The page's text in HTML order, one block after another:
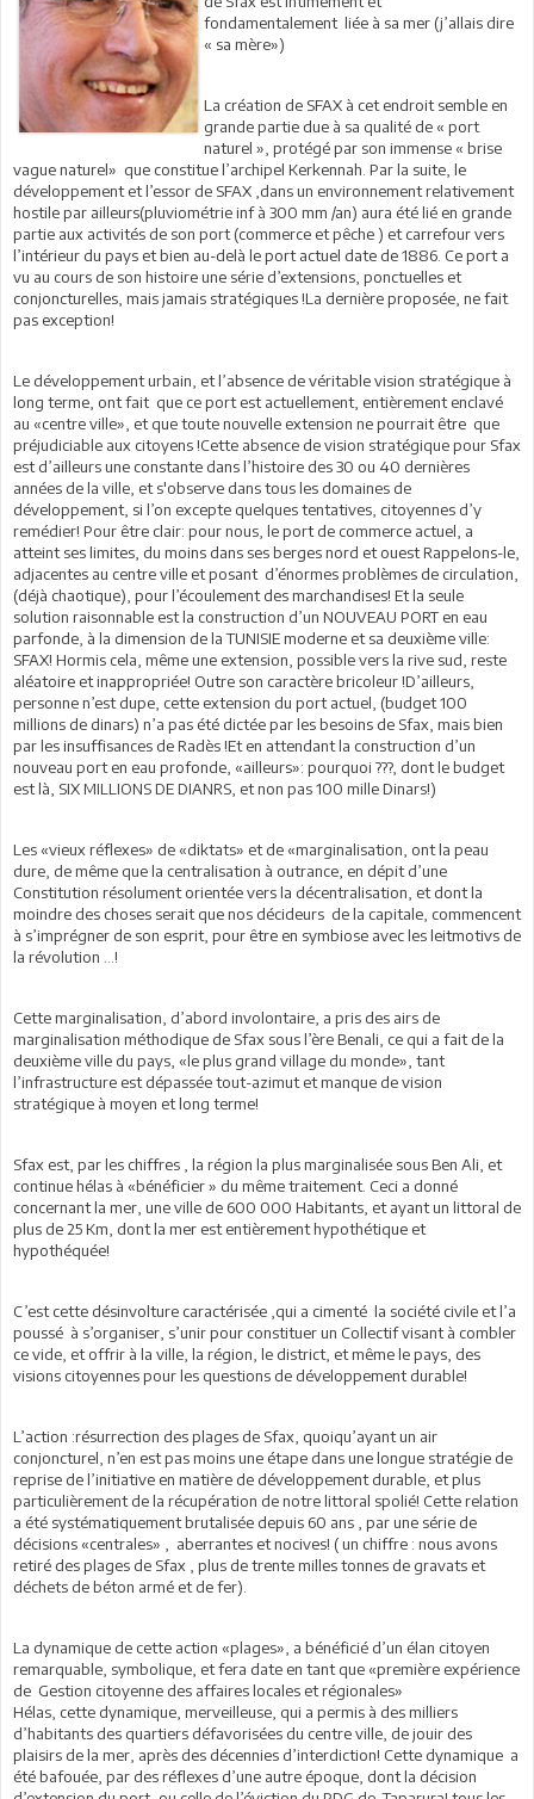
fondamentalement liée à sa mer (j’allais dire
« sa mère»)
La création de SFAX à cet endroit semble en
grande partie due à sa qualité de « port
naturel », protégé par son immense « brise
vague naturel» que constitue l’archipel Kerkennah. Par la suite, le
développement et l’essor de SFAX ,dans un environnement relativement
hostile par ailleurs(pluviométrie inf à 300 mm /an) aura été lié en grande
partie aux activités de son port (commerce et pêche ) et carrefour vers
l’intérieur du pays et bien au-delà le port actuel date de 1886. Ce port a
vu au cours de son histoire une série d’extensions, ponctuelles et
conjoncturelles, mais jamais stratégiques !La dernière proposée, ne fait
pas exception!
Le développement urbain, et l’absence de véritable vision stratégique à
long terme, ont fait que ce port est actuellement, entièrement enclavé
au «centre ville», et que toute nouvelle extension ne pourrait être que
préjudiciable aux citoyens !Cette absence de vision stratégique pour Sfax
est d’ailleurs une constante dans l’histoire des 30 ou 40 dernières
années de la ville, et s'observe dans tous les domaines de
développement, si l’on excepte quelques tentatives, citoyennes d’y
remédier! Pour être clair: pour nous, le port de commerce actuel, a
atteint ses limites, du moins dans ses berges nord et ouest Rappelons-le,
adjacentes au centre ville et posant d’énormes problèmes de circulation,
(déjà chaotique), pour l’écoulement des marchandises! Et la seule
solution raisonnable est la construction d’un NOUVEAU PORT en eau
parfonde, à la dimension de la TUNISIE moderne et sa deuxième ville:
SFAX! Hormis cela, même une extension, possible vers la rive sud, reste
aléatoire et inappropriée! Outre son caractère bricoleur !D’ailleurs,
personne n’est dupe, cette extension du port actuel, (budget 100
millions de dinars) n’a pas été dictée par les besoins de Sfax, mais bien
par les insuffisances de Radès !Et en attendant la construction d’un
nouveau port en eau profonde, «ailleurs»: pourquoi ???, dont le budget
est là, SIX MILLIONS DE DIANRS, et non pas 100 mille Dinars!)
Les «vieux réflexes» de «diktats» et de «marginalisation, ont la peau
dure, de même que la centralisation à outrance, en dépit d’une
Constitution résolument orientée vers la décentralisation, et dont la
moindre des choses serait que nos décideurs de la capitale, commencent
à s’imprégner de son esprit, pour être en symbiose avec les leitmotivs de
la révolution …!
Cette marginalisation, d’abord involontaire, a pris des airs de
marginalisation méthodique de Sfax sous l’ère Benali, ce qui a fait de la
deuxième ville du pays, «le plus grand village du monde», tant
l’infrastructure est dépassée tout-azimut et manque de vision
stratégique à moyen et long terme!
Sfax est, par les chiffres , la région la plus marginalisée sous Ben Ali, et
continue hélas à «bénéficier » du même traitement. Ceci a donné
concernant la mer, une ville de 600 000 Habitants, et ayant un littoral de
plus de 25 Km, dont la mer est entièrement hypothétique et
hypothéquée!
C’est cette désinvolture caractérisée ,qui a cimenté la société civile et l’a
poussé à s’organiser, s’unir pour constituer un Collectif visant à combler
ce vide, et offrir à la ville, la région, le district, et même le pays, des
visions citoyennes pour les questions de développement durable!
L’action :résurrection des plages de Sfax, quoiqu’ayant un air
conjoncturel, n’en est pas moins une étape dans une longue stratégie de
reprise de l’initiative en matière de développement durable, et plus
particulièrement de la récupération de notre littoral spolié! Cette relation
a été systématiquement brutalisée depuis 60 ans , par une série de
décisions «centrales» , aberrantes et nocives! ( un chiffre : nous avons
retiré des plages de Sfax , plus de trente milles tonnes de gravats et
déchets de béton armé et de fer).
La dynamique de cette action «plages», a bénéficié d’un élan citoyen
remarquable, symbolique, et fera date en tant que «première expérience
de Gestion citoyenne des affaires locales et régionales»
Hélas, cette dynamique, merveilleuse, qui a permis à des milliers
d’habitants des quartiers défavorisées du centre ville, de jouir des
plaisirs de la mer, après des décennies d’interdiction! Cette dynamique a
été bafouée, par des réflexes d’une autre époque, dont la décision